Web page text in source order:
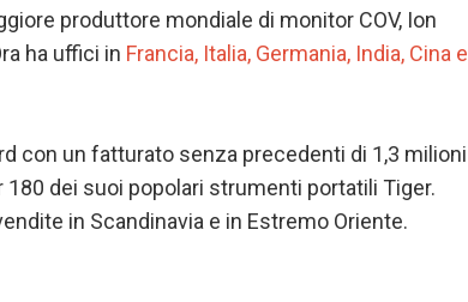
produttore mondiale di monitor COV, Ion
ha uffici in Francia, Italia, Germania, India, Cina e
con un fatturato senza precedenti di 1,3 milioni
dei suoi popolari strumenti portatili Tiger.
in Scandinavia e in Estremo Oriente.